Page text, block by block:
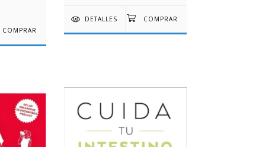
DETALLES